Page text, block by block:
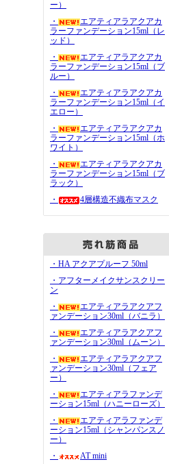
ー）
・
エアティアラアクアカ
ラーファンデーション15ml（レ
ッド）
・
エアティアラアクアカ
ラーファンデーション15ml（ブ
ルー）
・
エアティアラアクアカ
ラーファンデーション15ml（イ
エロー）
・
エアティアラアクアカ
ラーファンデーション15ml（ホ
ワイト）
・
エアティアラアクアカ
ラーファンデーション15ml（ブ
ラック）
・
4層構造不織布マスク
・HA アクアプルーフ 50ml
・アフターメイクサンスクリー
ン
・
エアティアラアクアフ
ァンデーション30ml（バニラ）
・
エアティアラアクアフ
ァンデーション30ml（ムーン）
・
エアティアラアクアフ
ァンデーション30ml（フェア
ー）
・
エアティアラファンデ
ーション15ml（ハニーローズ）
・
エアティアラファンデ
ーション15ml（シャンパンスノ
ー）
・
AT mini